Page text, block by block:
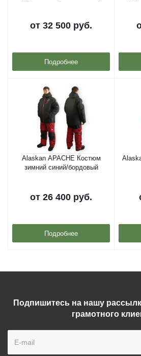
от 32 500 руб.
Подробнее
Alaskan APACHE Костюм
зимний синий/бордовый
от 26 400 руб.
Подробнее
Подпишитесь на нашу
грамотного